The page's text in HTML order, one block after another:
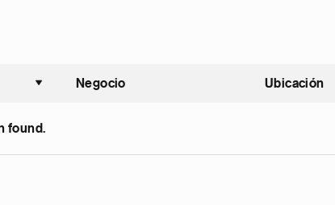
Ordenar ascendente
Negocio Ubicación
found.